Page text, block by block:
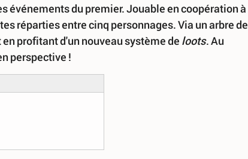
événements du premier. Jouable en coopération à
réparties entre cinq personnages. Via un arbre de
profitant d'un nouveau système de loots. Au
perspective !